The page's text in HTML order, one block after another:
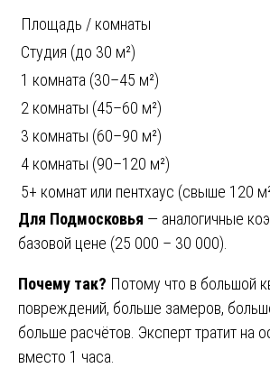
Площадь / комнаты
Студия (до 30 м²)
1 комната (30–45 м²)
2 комнаты (45–60 м²)
3 комнаты (60–90 м²)
4 комнаты (90–120 м²)
5+ комнат или пентхаус (свыше 120
Для Подмосковья — аналогичные
базовой цене (25 000 – 30 000).
Почему так? Потому что в большой
повреждений, больше замеров,
больше расчётов. Эксперт тратит на
вместо 1 часа.